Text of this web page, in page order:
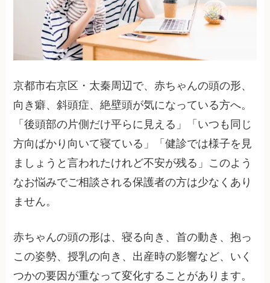
京都市右京区・太秦周辺で、赤ちゃんの頭の形、
向き癖、斜頭症、絶壁頭が気になっている方へ。
「後頭部の片側だけ平らに見える」「いつも同じ
方向ばかり向いて寝ている」「健診では様子を見
ましょうと言われたけれど不安が残る」このよう
なお悩みでご相談される保護者の方は少なくあり
ません。
赤ちゃんの頭の形は、寝る向き、首の動き、抱っ
この姿勢、授乳の向き、出産時の影響など、いく
つかの要因が重なって変化することがあります。